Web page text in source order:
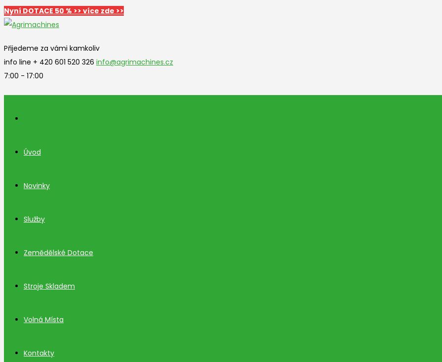
Nyní DOTACE 50 % >> více zde >>
Přijedeme za vámi kamkoliv
info line + 420 601 520 326 info@agrimachines.cz
7:00 - 17:00
Úvod
Novinky
Služby
Zemědělské Dotace
Stroje Skladem
Volná Místa
Kontakty